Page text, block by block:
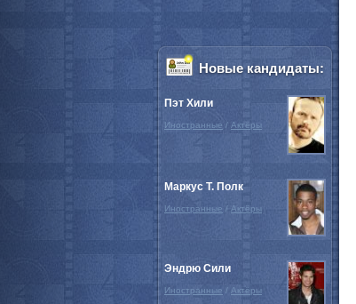
Новые кандидаты:
Пэт Хили
Иностранные / Актёры
Маркус Т. Полк
Иностранные / Актёры
Эндрю Сили
Иностранные / Актёры